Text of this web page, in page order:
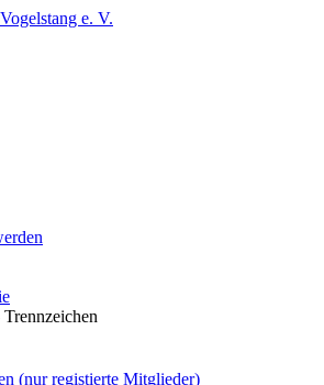
(nur registierte Mitglieder)